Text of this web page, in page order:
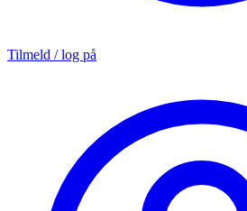
Tilmeld / log på